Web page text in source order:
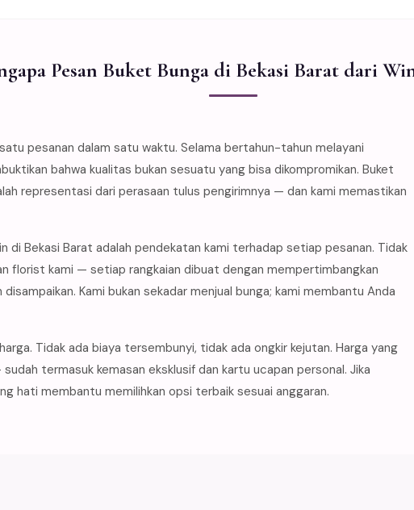
Pesan Buket Bunga di Bekasi Barat dari
pesanan dalam satu waktu. Selama bertahun-tahun melayani
bahwa kualitas bukan sesuatu yang bisa dikompromikan. Buket
representasi dari perasaan tulus pengirimnya — dan kami memastikan
di Bekasi Barat adalah pendekatan kami terhadap setiap pesanan. Tidak
florist kami — setiap rangkaian dibuat dengan mempertimbangkan
Kami bukan sekadar menjual bunga; kami membantu Anda
Tidak ada biaya tersembunyi, tidak ada ongkir kejutan. Harga yang
termasuk kemasan eksklusif dan kartu ucapan personal. Jika
hati membantu memilihkan opsi terbaik sesuai anggaran.